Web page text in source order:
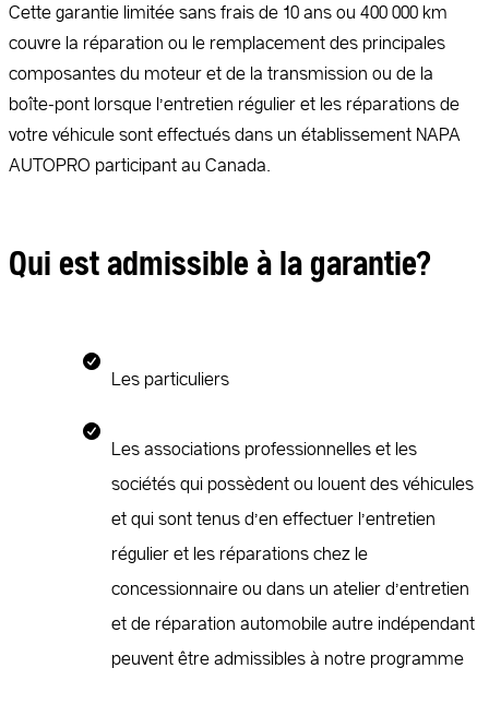
Cette garantie limitée sans frais de 10 ans ou 400 000 km
couvre la réparation ou le remplacement des principales
composantes du moteur et de la transmission ou de la
boîte-pont lorsque l’entretien régulier et les réparations de
votre véhicule sont effectués dans un établissement NAPA
AUTOPRO participant au Canada.
Qui est admissible à la garantie?
Les particuliers
Les associations professionnelles et les
sociétés qui possèdent ou louent des véhicules
et qui sont tenus d’en effectuer l’entretien
régulier et les réparations chez le
concessionnaire ou dans un atelier d’entretien
et de réparation automobile autre indépendant
peuvent être admissibles à notre programme